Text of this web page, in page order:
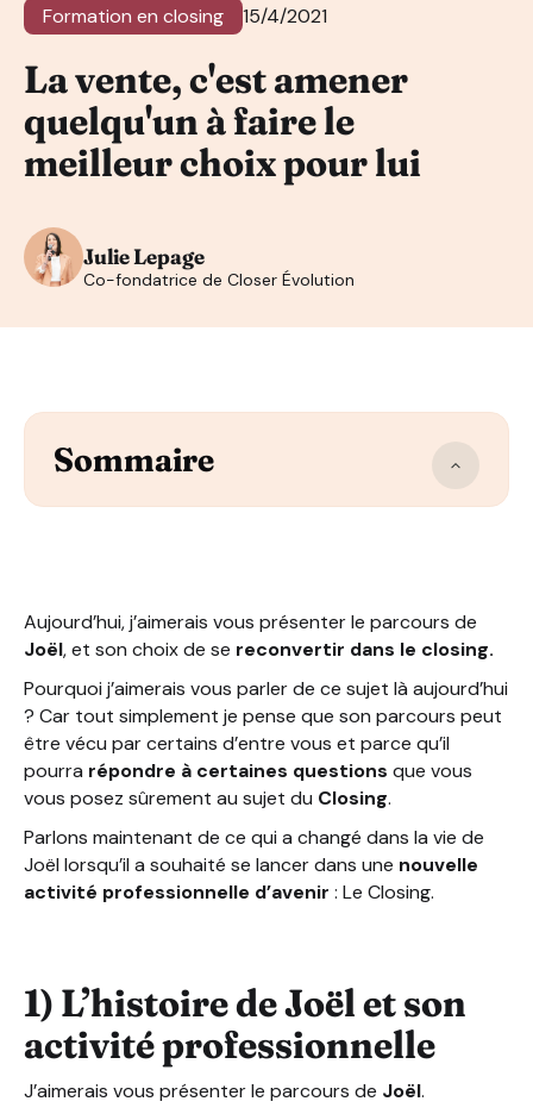
Formation en closing 15/4/2021
La vente, c'est amener
quelqu'un à faire le
meilleur choix pour lui
Julie Lepage
Co-fondatrice de Closer Évolution
Sommaire
Aujourd’hui, j’aimerais vous présenter le parcours de
Joël, et son choix de se reconvertir dans le closing.
Pourquoi j’aimerais vous parler de ce sujet là aujourd’hui
? Car tout simplement je pense que son parcours peut
être vécu par certains d’entre vous et parce qu’il
pourra répondre à certaines questions que vous
vous posez sûrement au sujet du Closing.
Parlons maintenant de ce qui a changé dans la vie de
Joël lorsqu’il a souhaité se lancer dans une nouvelle
activité professionnelle d’avenir : Le Closing.
1) L’histoire de Joël et son
activité professionnelle
J’aimerais vous présenter le parcours de Joël.